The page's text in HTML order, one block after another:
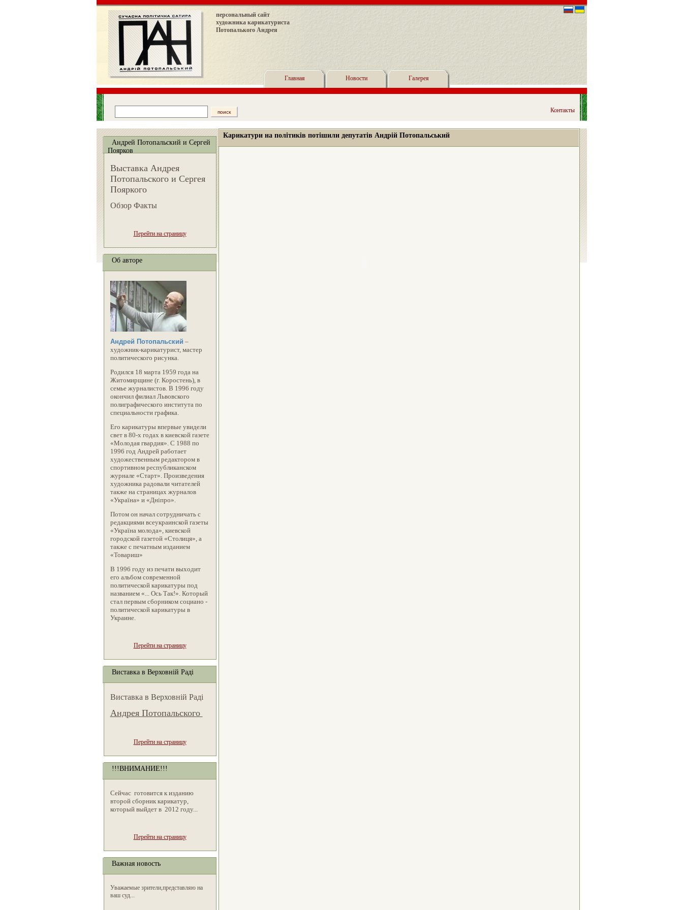
персональный сайт
художника карикатуриста
Потопалького Андрея
Главная Новости Галерея
Контакты
Андрей Потопальский и Сергей
Поярков
Выставка Андрея
Потопальского и Сергея
Пояркого
Обзор Факты
Перейти на страницу
Об авторе
Андрей Потопальский –
художник-карикатурист, мастер
политического рисунка.
Родился 18 марта 1959 года на
Житомирщине (г. Коростень), в
семье журналистов. В 1996 году
окончил филиал Львовского
полиграфического института по
специальности графика.
Его карикатуры впервые увидели
свет в 80-х годах в киевской газете
«Молодая гвардия». С 1988 по
1996 год Андрей работает
художественным редактором в
спортивном республиканском
журнале «Старт». Произведения
художника радовали читателей
также на страницах журналов
«Україна» и «Дніпро».
Потом он начал сотрудничать с
редакциями всеукраинской газеты
«Україна молода», киевской
городской газетой «Столиця», а
также с печатным изданием
«Товариш»
В 1996 году из печати выходит
его альбом современной
политической карикатуры под
названием «... Ось Так!». Который
стал первым сборником социано -
политической карикатуры в
Украине.
Перейти на страницу
Виставка в Верховній Раді
Виставка в Верховній Раді
Андрея Потопальского
Перейти на страницу
!!!ВНИМАНИЕ!!!
Сейчас готовится к изданию
второй сборник карикатур,
который выйдет в 2012 году...
Перейти на страницу
Важная новость
Уважаемые зрители,представляю на
ваш суд...
Карикатури на політиків потішили депутатів Андрій Потопальський